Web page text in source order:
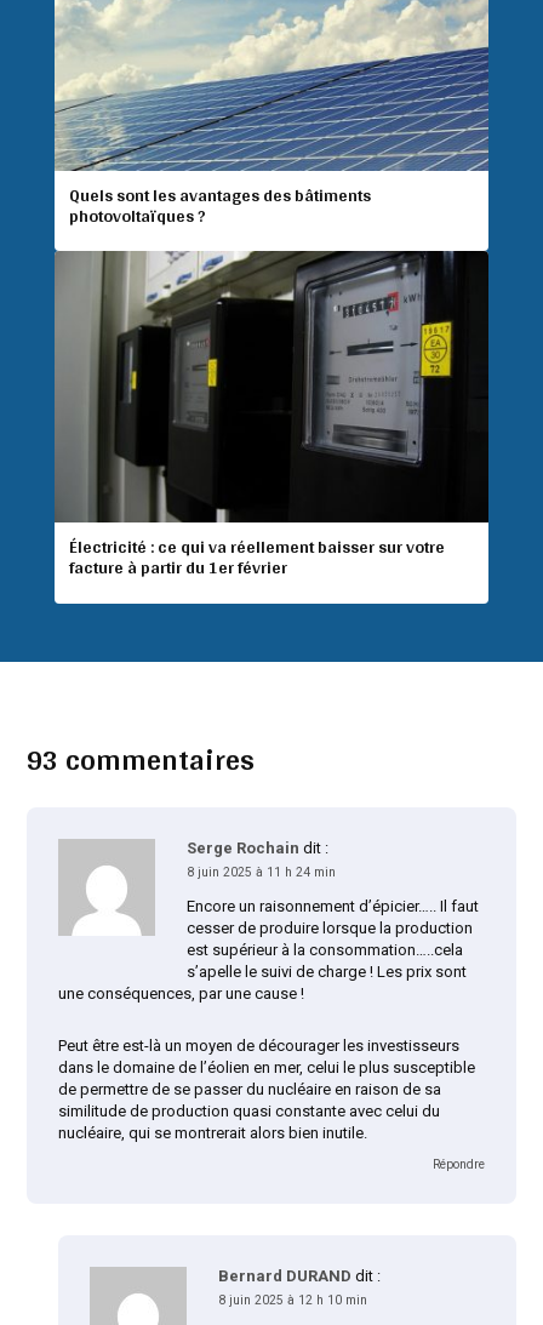
Quels sont les avantages des bâtiments
photovoltaïques ?
Électricité : ce qui va réellement baisser sur votre
facture à partir du 1er février
93 commentaires
Serge Rochain dit :
8 juin 2025 à 11 h 24 min
Encore un raisonnement d’épicier….. Il faut
cesser de produire lorsque la production
est supérieur à la consommation…..cela
s’apelle le suivi de charge ! Les prix sont
une conséquences, par une cause !
Peut être est-là un moyen de décourager les investisseurs
dans le domaine de l’éolien en mer, celui le plus susceptible
de permettre de se passer du nucléaire en raison de sa
similitude de production quasi constante avec celui du
nucléaire, qui se montrerait alors bien inutile.
Répondre
Bernard DURAND dit :
8 juin 2025 à 12 h 10 min